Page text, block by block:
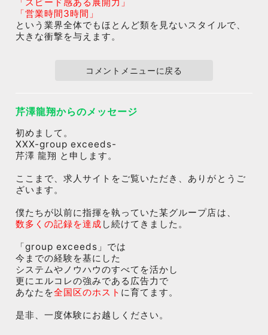
「営業時間3時間」
という業界全体でもほとんど類を見ないスタイルで、
大きな衝撃を与えます。
コメントメニューに戻る
芹澤龍翔からのメッセージ
初めまして。
XXX-group exceeds-
芹澤 龍翔 と申します。
ここまで、求人サイトをご覧いただき、ありがとうご
ざいます。
僕たちが以前に指揮を執っていた某グループ店は、
数多くの記録を達成 し続けてきました。
「group exceeds」では
今までの経験を基にした
システムやノウハウのすべてを活かし
更にエルコレの強みである広告力で
あなたを全国区のホスト に育てます。
是非、一度体験にお越しください。